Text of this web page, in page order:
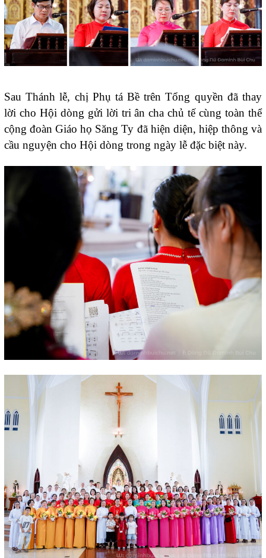
Sau Thánh lễ, chị Phụ tá Bề trên Tổng quyền đã thay
lời cho Hội dòng gửi lời tri ân cha chủ tế cùng toàn thể
cộng đoàn Giáo họ Săng Ty đã hiện diện, hiệp thông và
cầu nguyện cho Hội dòng trong ngày lễ đặc biệt này.